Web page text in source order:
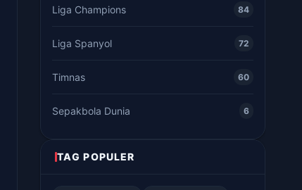
Liga Champions 84
Liga Spanyol 72
Timnas 60
Sepakbola Dunia 6
TAG POPULER